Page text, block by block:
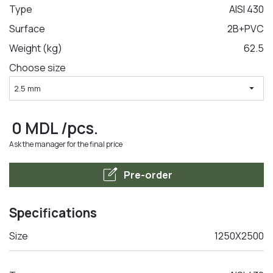
LA COMANDA
Type
AISI 430
Surface
2B+PVC
Weight (kg)
62.5
Choose size
2.5 mm arrow_drop_down
0 MDL/pcs.
Ask the manager for the final price
edit_square Pre-order
Specifications
Size 1250Х2500